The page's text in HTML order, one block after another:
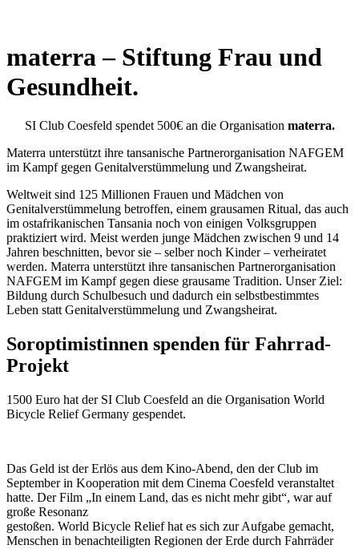
materra – Stiftung Frau und
Gesundheit.
SI Club Coesfeld spendet 500€ an die Organisation materra.
Materra unterstützt ihre tansanische Partnerorganisation NAFGEM
im Kampf gegen Genitalverstümmelung und Zwangsheirat.
Weltweit sind 125 Millionen Frauen und Mädchen von
Genitalverstümmelung betroffen, einem grausamen Ritual, das auch
im ostafrikanischen Tansania noch von einigen Volksgruppen
praktiziert wird. Meist werden junge Mädchen zwischen 9 und 14
Jahren beschnitten, bevor sie – selber noch Kinder – verheiratet
werden. Materra unterstützt ihre tansanischen Partnerorganisation
NAFGEM im Kampf gegen diese grausame Tradition. Unser Ziel:
Bildung durch Schulbesuch und dadurch ein selbstbestimmtes
Leben statt Genitalverstümmelung und Zwangsheirat.
Soroptimistinnen spenden für Fahrrad-
Projekt
1500 Euro hat der SI Club Coesfeld an die Organisation World
Bicycle Relief Germany gespendet.
Das Geld ist der Erlös aus dem Kino-Abend, den der Club im
September in Kooperation mit dem Cinema Coesfeld veranstaltet
hatte. Der Film „In einem Land, das es nicht mehr gibt“, war auf
große Resonanz
gestoßen. World Bicycle Relief hat es sich zur Aufgabe gemacht,
Menschen in benachteiligten Regionen der Erde durch Fahrräder